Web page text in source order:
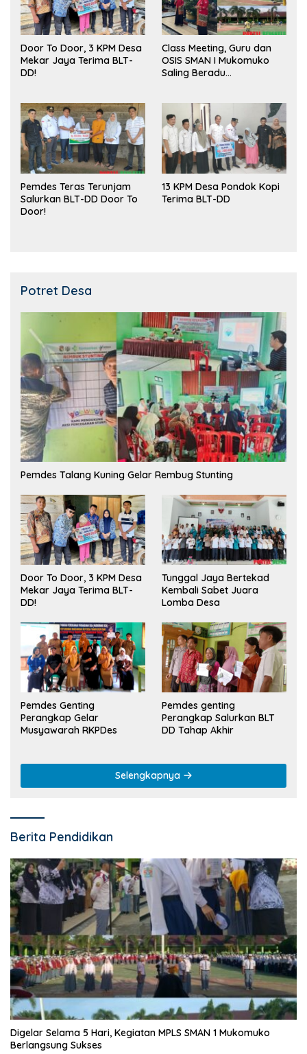
Door To Door, 3 KPM Desa
Mekar Jaya Terima BLT-
DD!
Class Meeting, Guru dan
OSIS SMAN I Mukomuko
Saling Beradu
Pemdes Teras Terunjam
Salurkan BLT-DD Door To
Door!
13 KPM Desa Pondok Kopi
Terima BLT-DD
Potret Desa
Pemdes Talang Kuning Gelar Rembug Stunting
Door To Door, 3 KPM Desa
Mekar Jaya Terima BLT-
DD!
Tunggal Jaya Bertekad
Kembali Sabet Juara
Lomba Desa
Pemdes Genting
Perangkap Gelar
Musyawarah RKPDes
Pemdes genting
Perangkap Salurkan BLT
DD Tahap Akhir
Selengkapnya
Berita Pendidikan
Digelar Selama 5 Hari, Kegiatan MPLS SMAN 1 Mukomuko
Berlangsung Sukses